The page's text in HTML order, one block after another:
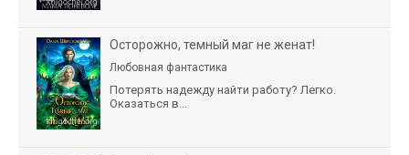
Осторожно, темный маг не женат!
Любовная фантастика
Потерять надежду найти работу? Легко.
Оказаться в...